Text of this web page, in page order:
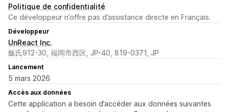
Politique de confidentialité
Ce développeur n’offre pas d’assistance directe en Français.
Développeur
UnReact Inc.
飯氏912-30, 福岡市西区, JP-40, 819-0371, JP
Lancement
5 mars 2026
Accès aux données
Cette application a besoin d’accéder aux données suivantes